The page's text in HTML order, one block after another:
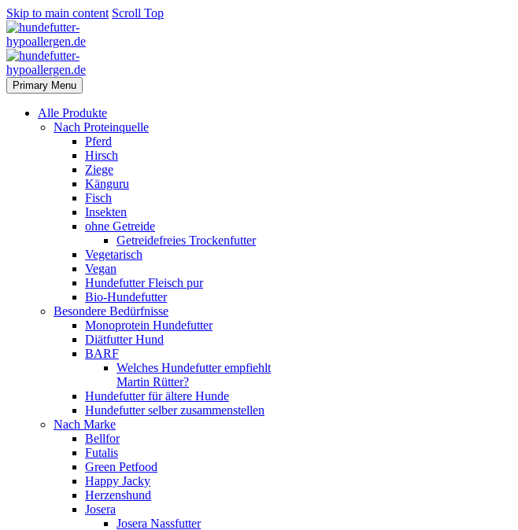
Skip to main content Scroll Top
Primary Menu
Alle Produkte
Nach Proteinquelle
Pferd
Hirsch
Ziege
Känguru
Fisch
Insekten
ohne Getreide
Getreidefreies Trockenfutter
Vegetarisch
Vegan
Hundefutter Fleisch pur
Bio-Hundefutter
Besondere Bedürfnisse
Monoprotein Hundefutter
Diätfutter Hund
BARF
Welches Hundefutter empfiehlt
Martin Rütter?
Hundefutter für ältere Hunde
Hundefutter selber zusammenstellen
Nach Marke
Bellfor
Futalis
Green Petfood
Happy Jacky
Herzenshund
Josera
Josera Nassfutter